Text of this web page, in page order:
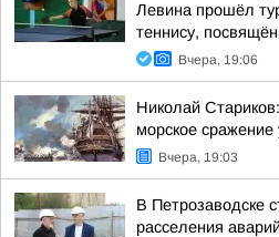
Левина прошёл
теннису,
Вчера, 19:06
Николай
морское сражение
Вчера, 19:03
В Петрозаводске
расселения